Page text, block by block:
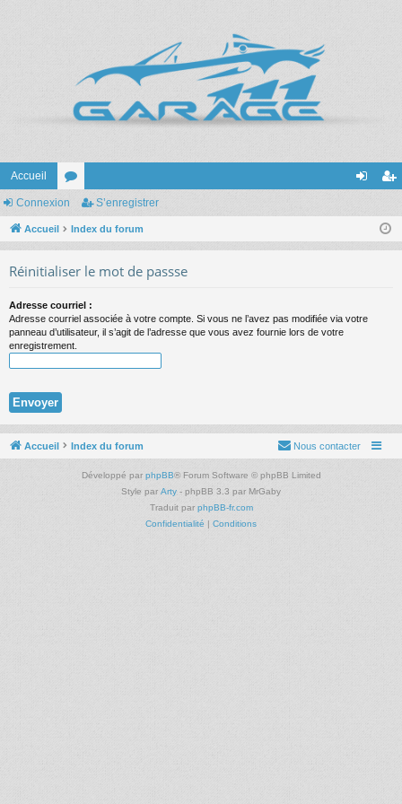
Accueil
or
u nr
Connexion S’enregistrer
Accueil Index du forum
Réinitialiser le mot de passse
Adresse courriel :
Adresse courriel associée à votre compte. Si vous ne l’avez pas modifiée via votre
panneau d’utilisateur, il s’agit de l’adresse que vous avez fournie lors de votre
enregistrement.
Accueil Index du forum Nous contacter
Développé par phpBB® Forum Software © phpBB Limited
Style par Arty - phpBB 3.3 par MrGaby
Traduit par phpBB-fr.com
Confidentialité | Conditions